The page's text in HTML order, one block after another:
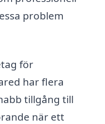
problem
för
har flera
tillgång till
när ett